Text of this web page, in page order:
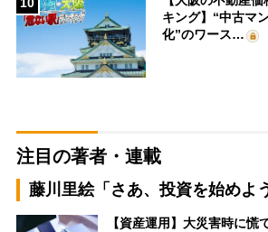
キング】“中古マ
化”のワース…
注目の著者・連載
藤川里絵「さあ、投資を始めよ
【資産運用】大災害時に慌